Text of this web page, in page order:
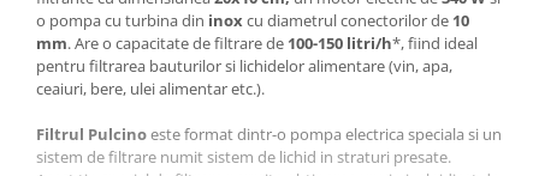
Casti de protectie
Manusi de lucru
Ochelari de protectie
Electrice si Iluminat
Sisteme fotovoltaice
Prize & Prelungitoare
o pompa cu turbina din inox cu diametrul conectorilor de 10
mm. Are o capacitate de filtrare de 100-150 litri/h*, fiind ideal
pentru filtrarea bauturilor si lichidelor alimentare (vin, apa,
ceaiuri, bere, ulei alimentar etc.).
Filtrul Pulcinoeste format dintr-o pompa electrica speciala si un
sistem de filtrare numit sistem de lichid in straturi presate.